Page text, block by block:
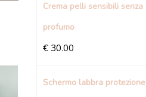
Crema pelli sensibili senza
profumo
€30.00
Schermo labbra protezione